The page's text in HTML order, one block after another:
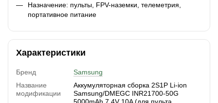
Назначение: пульты, FPV-наземки, телеметрия,
портативное питание
Характеристики
Бренд
Samsung
Название
модификации
Аккумуляторная сборка 2S1P Li-ion
Samsung/DMEGC INR21700-50G